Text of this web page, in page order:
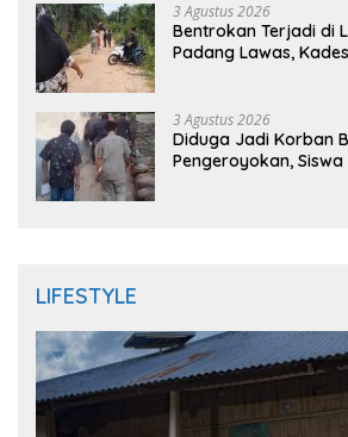
3 Agustus 2026
Bentrokan Terjadi di
Padang Lawas,
3 Agustus 2026
Diduga Jadi Korban
Pengeroyokan, Siswa
LIFESTYLE